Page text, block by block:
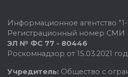
Информационное агентство
Регистрационный номер СМИ
ЭЛ № ФС 77 - 80446
Роскомнадзор от 15.03.2021
Учредитель: Общество с